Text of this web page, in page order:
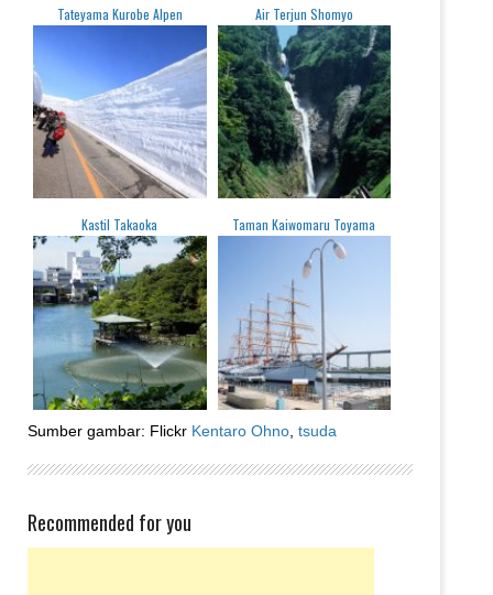
Tateyama Kurobe Alpen Air Terjun Shomyo
Kastil Takaoka Taman Kaiwomaru Toyama
Sumber gambar: Flickr Kentaro Ohno tsuda
Recommended for you